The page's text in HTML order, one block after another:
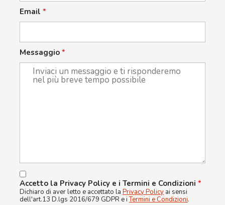
Email *
Messaggio *
Accetto la Privacy Policy e i Termini e Condizioni *
Dichiaro di aver letto e accettato la Privacy Policy ai sensi
dell'art.13 D.lgs 2016/679 GDPR e iTermini e Condizioni.